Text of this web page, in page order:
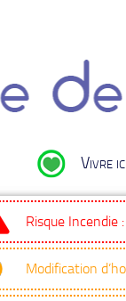
Vivre
Risque Incendie
Modification